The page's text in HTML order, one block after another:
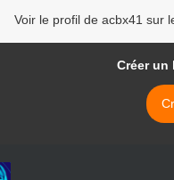
Voir le profil de acbx41 sur
Créer un